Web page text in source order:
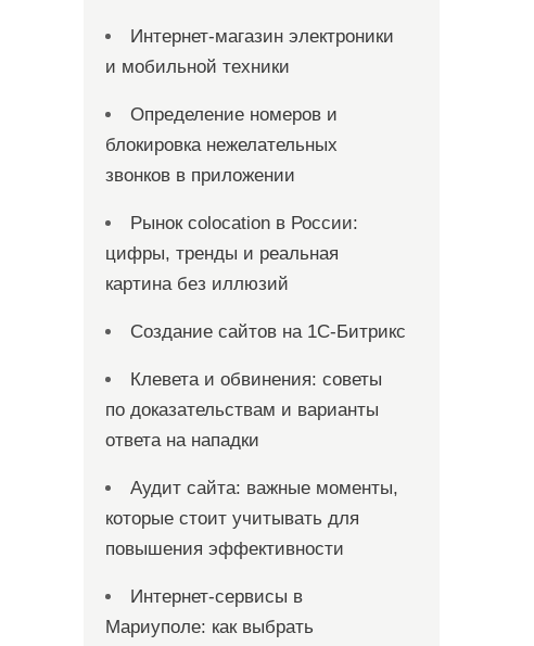
Интернет-магазин электроники
и мобильной техники
Определение номеров и
блокировка нежелательных
звонков в приложении
Рынок colocation в России:
цифры, тренды и реальная
картина без иллюзий
Создание сайтов на 1С-Битрикс
Клевета и обвинения: советы
по доказательствам и варианты
ответа на нападки
Аудит сайта: важные моменты,
которые стоит учитывать для
повышения эффективности
Интернет-сервисы в
Мариуполе: как выбрать